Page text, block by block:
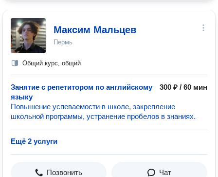
Максим Мальцев
Пермь
Общий курс, общий
Занятие с репетитором по английскому
языку
300 ₽ / 60 мин
Повышение успеваемости в школе, закрепление
школьной программы, устранение пробелов в знаниях.
Ещё 2 услуги
Позвонить Чат